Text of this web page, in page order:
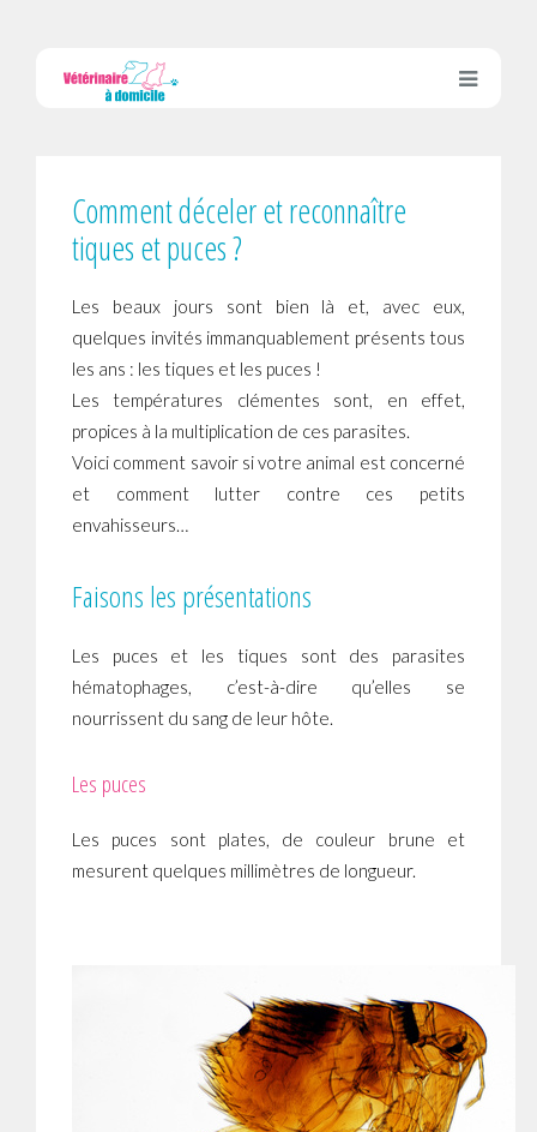
Comment déceler et reconnaître
tiques et puces ?
Les beaux jours sont bien là et, avec eux,
quelques invités immanquablement présents tous
les ans : les tiques et les puces !
Les températures clémentes sont, en effet,
propices à la multiplication de ces parasites.
Voici comment savoir si votre animal est concerné
et comment lutter contre ces petits
envahisseurs…
Faisons les présentations
Les puces et les tiques sont des parasites
hématophages, c’est-à-dire qu’elles se
nourrissent du sang de leur hôte.
Les puces
Les puces sont plates, de couleur brune et
mesurent quelques millimètres de longueur.